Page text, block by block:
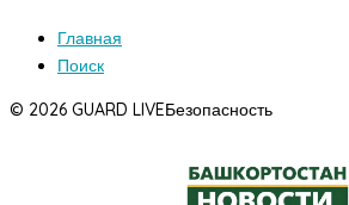
Главная
Поиск
© 2026 GUARD LIVEБезопасность